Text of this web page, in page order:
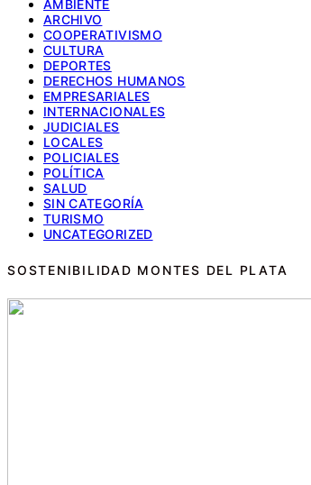
AMBIENTE
ARCHIVO
COOPERATIVISMO
CULTURA
DEPORTES
DERECHOS HUMANOS
EMPRESARIALES
INTERNACIONALES
JUDICIALES
LOCALES
POLICIALES
POLÍTICA
SALUD
SIN CATEGORÍA
TURISMO
UNCATEGORIZED
SOSTENIBILIDAD MONTES DEL PLATA